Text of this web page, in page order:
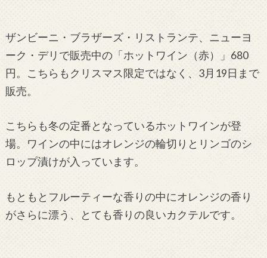
ザンビーニ・ブラザーズ・リストランテ、ニューヨ
ーク・デリで販売中の「ホットワイン（赤）」680
円。こちらもクリスマス限定ではなく、3月19日まで
販売。
こちらも冬の定番となっているホットワインが登
場。ワインの中にはオレンジの輪切りとリンゴのシ
ロップ漬けが入っています。
もともとフルーティーな香りの中にオレンジの香り
がさらに漂う、とても香りの良いカクテルです。